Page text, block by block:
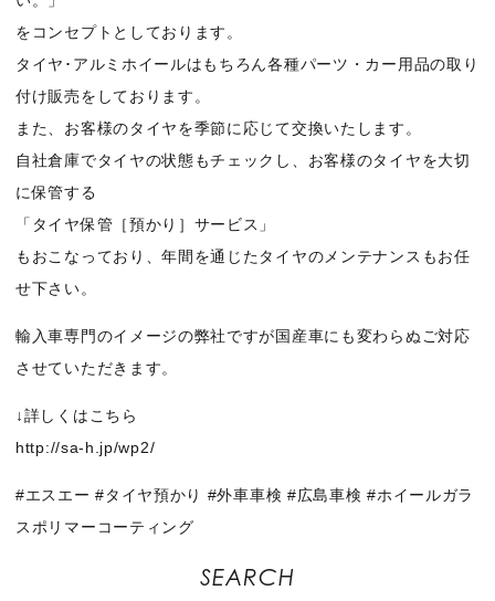
をコンセプトとしております。
タイヤ･アルミホイールはもちろん各種パーツ・カー用品の取り
付け販売をしております。
また、お客様のタイヤを季節に応じて交換いたします。
自社倉庫でタイヤの状態もチェックし、お客様のタイヤを大切
に保管する
「タイヤ保管［預かり］サービス」
もおこなっており、年間を通じたタイヤのメンテナンスもお任
せ下さい。
輸入車専門のイメージの弊社ですが国産車にも変わらぬご対応
させていただきます。
↓詳しくはこちら
http://sa-h.jp/wp2/
#エスエー #タイヤ預かり #外車車検 #広島車検 #ホイールガラ
スポリマーコーティング
SEARCH